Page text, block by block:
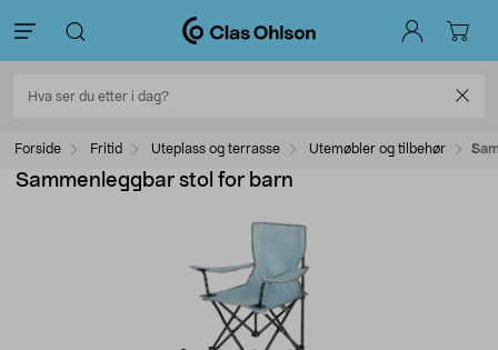
Forside Fritid Uteplass og terrasse Utemøbler og tilbehør
Sammenleggbar stol for barn